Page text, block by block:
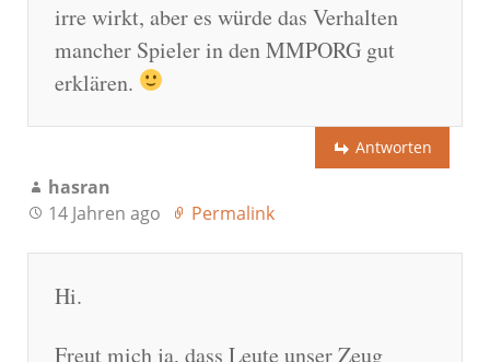
irre wirkt, aber es würde das Verhalten
mancher Spieler in den MMPORG gut
erklären.
Antworten
hasran
14 Jahren ago
Permalink
Hi.
Freut mich ja, dass Leute unser Zeug